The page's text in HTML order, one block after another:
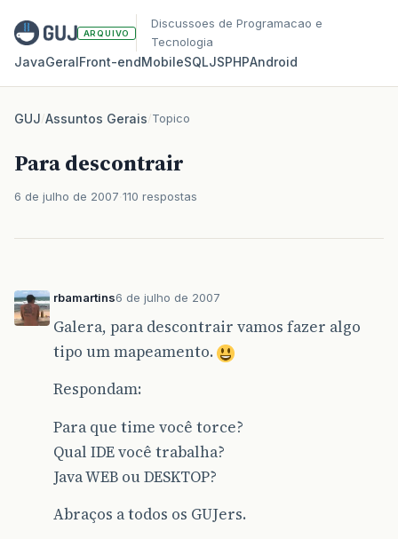
ARQUIVO
Discussoes de Programacao e
Tecnologia
JavaGeralFront‑endMobileSQLJSPHPAndroid
GUJ/Assuntos Gerais/Topico
Para descontrair
6 de julho de 2007 110 respostas
rbamartins6 de julho de 2007
Galera, para descontrair vamos fazer algo
tipo um mapeamento.
Respondam:
Para que time você torce?
Qual IDE você trabalha?
Java WEB ou DESKTOP?
Abraços a todos os GUJers.